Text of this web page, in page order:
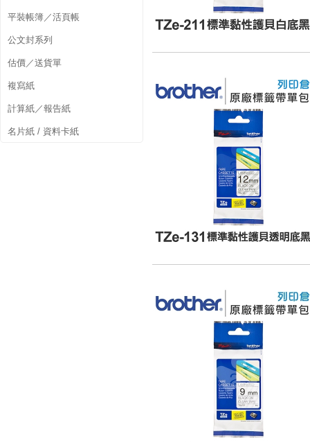
平裝帳簿／活頁帳
公文封系列
估價／送貨單
複寫紙
計算紙／報告紙
名片紙 / 資料卡紙